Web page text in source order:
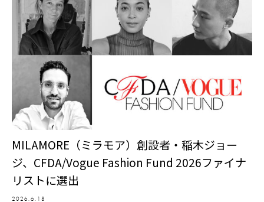
MILAMORE（ミラモア）創設者・稲木ジョー
ジ、CFDA/Vogue Fashion Fund 2026ファイナ
リストに選出
2026.6.18